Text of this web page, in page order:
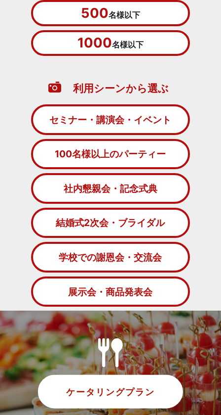
500名様以下
1000名様以下
利用シーンから選ぶ
セミナー・講演会・イベント
100名様以上のパーティー
社内懇親会・記念式典
結婚式2次会・ブライダル
学校での謝恩会・交流会
展示会・商品発表会
ケータリングプラン